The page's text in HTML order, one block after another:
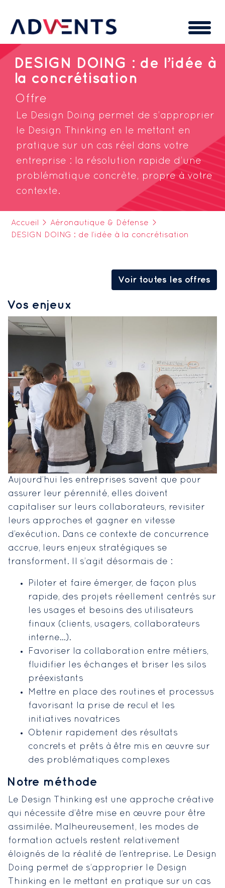
DESIGN DOING : de l’idée à
la concrétisation
Offre
Le Design Doing permet de s’approprier
le Design Thinking en le mettant en
pratique sur un cas réel dans votre
entreprise : la résolution rapide d’une
problématique concrète, propre à votre
contexte.
Accueil > Aéronautique & Défense
>
DESIGN DOING : de l’idée à la concrétisation
Voir toutes les offres
Vos enjeux
Aujourd’hui les entreprises savent que pour
assurer leur pérennité, elles doivent
capitaliser sur leurs collaborateurs, revisiter
leurs approches et gagner en vitesse
d’exécution. Dans ce contexte de concurrence
accrue, leurs enjeux stratégiques se
transforment. Il s’agit désormais de :
Piloter et faire émerger, de façon plus
rapide, des projets réellement centrés sur
les usages et besoins des utilisateurs
finaux (clients, usagers, collaborateurs
interne…).
Favoriser la collaboration entre métiers,
fluidifier les échanges et briser les silos
préexistants
Mettre en place des routines et processus
favorisant la prise de recul et les
initiatives novatrices
Obtenir rapidement des résultats
concrets et prêts à être mis en œuvre sur
des problématiques complexes
Notre méthode
Le Design Thinking est une approche créative
qui nécessite d’être mise en œuvre pour être
assimilée. Malheureusement, les modes de
formation actuels restent relativement
éloignés de la réalité de l’entreprise. Le Design
Doing permet de s’approprier le Design
Thinking en le mettant en pratique sur un cas